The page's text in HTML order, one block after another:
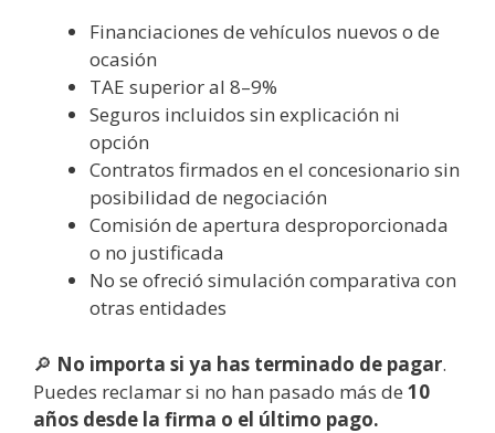
Financiaciones de vehículos nuevos o de
ocasión
TAE superior al 8–9%
Seguros incluidos sin explicación ni
opción
Contratos firmados en el concesionario sin
posibilidad de negociación
Comisión de apertura desproporcionada
o no justificada
No se ofreció simulación comparativa con
otras entidades
🔎 No importa si ya has terminado de pagar.
Puedes reclamar si no han pasado más de 10
años desde la firma o el último pago.